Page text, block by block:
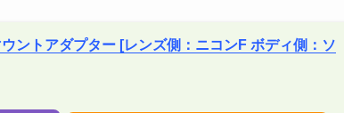
ントアダプター [レンズ側：ニコンF ボディ側：ソ